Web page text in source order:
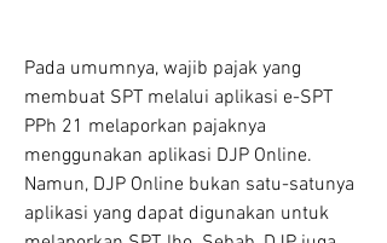
Pada umumnya, wajib pajak yang
membuat SPT melalui aplikasi e-SPT
PPh 21 melaporkan pajaknya
menggunakan aplikasi DJP Online.
Namun, DJP Online bukan satu-satunya
aplikasi yang dapat digunakan untuk